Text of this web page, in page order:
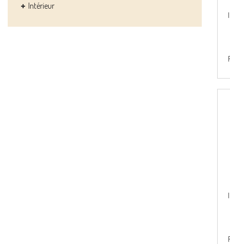
Intérieur